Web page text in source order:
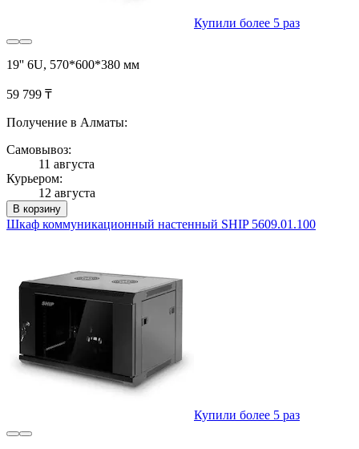
Купили более 5 раз
19'' 6U, 570*600*380 мм
59 799 ₸
Получение в Алматы:
Самовывоз:
11 августа
Курьером:
12 августа
В корзину
Шкаф коммуникационный настенный SHIP 5609.01.100
Купили более 5 раз